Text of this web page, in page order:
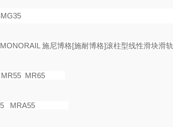
施尼博格[施耐博格]滚柱型线性滑块滑轨
MR55 MR65
MRA55